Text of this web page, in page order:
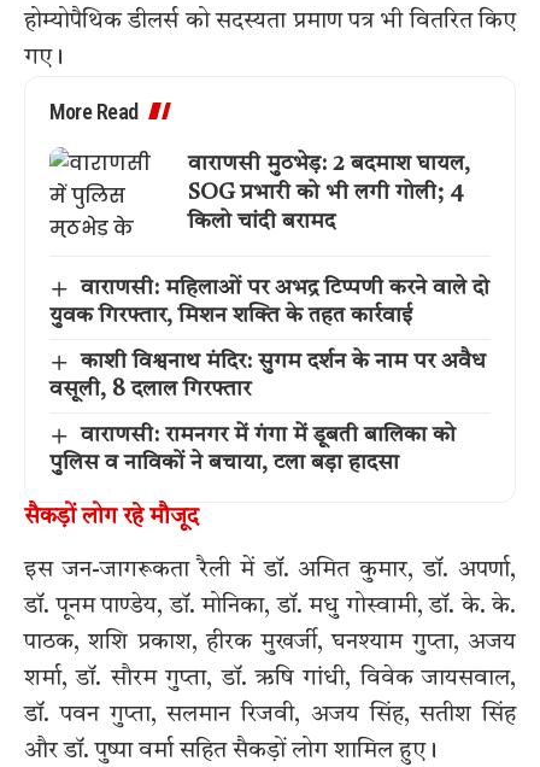
होम्योपैथिक डीलर्स को सदस्यता प्रमाण पत्र भी वितरित किए
गए।
More Read
वाराणसी मुठभेड़: 2 बदमाश घायल,
SOG प्रभारी को भी लगी गोली; 4
किलो चांदी बरामद
वाराणसी: महिलाओं पर अभद्र टिप्पणी करने वाले दो
युवक गिरफ्तार, मिशन शक्ति के तहत कार्रवाई
काशी विश्वनाथ मंदिर: सुगम दर्शन के नाम पर अवैध
वसूली, 8 दलाल गिरफ्तार
वाराणसी: रामनगर में गंगा में डूबती बालिका को
पुलिस व नाविकों ने बचाया, टला बड़ा हादसा
सैकड़ों लोग रहे मौजूद
इस जन-जागरूकता रैली में डॉ. अमित कुमार, डॉ. अपर्णा,
डॉ. पूनम पाण्डेय, डॉ. मोनिका, डॉ. मधु गोस्वामी, डॉ. के. के.
पाठक, शशि प्रकाश, हीरक मुखर्जी, घनश्याम गुप्ता, अजय
शर्मा, डॉ. सौरम गुप्ता, डॉ. ऋषि गांधी, विवेक जायसवाल,
डॉ. पवन गुप्ता, सलमान रिजवी, अजय सिंह, सतीश सिंह
और डॉ. पुष्पा वर्मा सहित सैकड़ों लोग शामिल हुए।